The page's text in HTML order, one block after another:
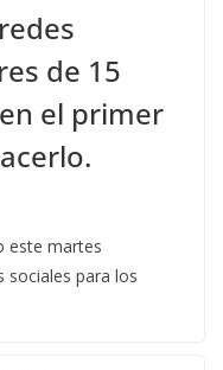
de 15
el primer
este martes
sociales para los